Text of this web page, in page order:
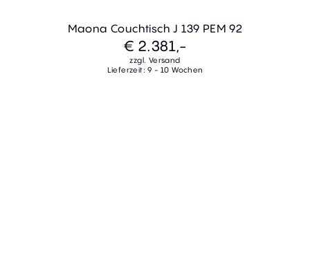
Maona Couchtisch J 139 PEM 92
€ 2.381,-
zzgl. Versand
Lieferzeit: 9 - 10 Wochen